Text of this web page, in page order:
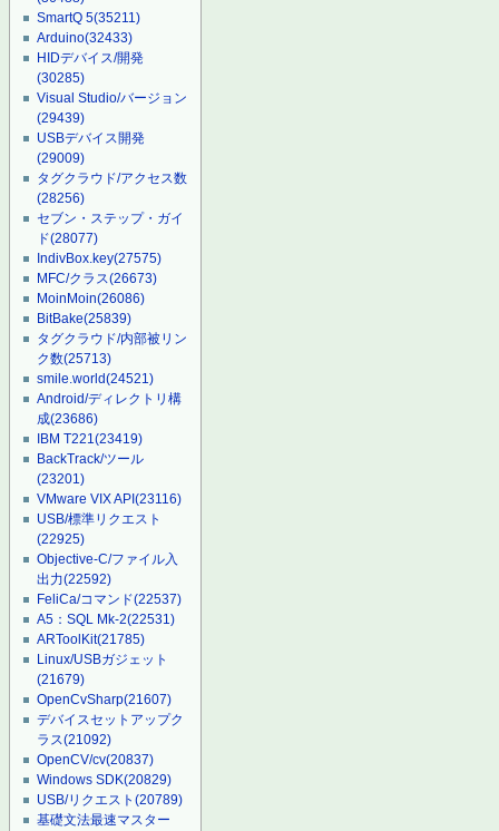
SmartQ 5(35211)
Arduino(32433)
HIDデバイス/開発
(30285)
Visual Studio/バージョン
(29439)
USBデバイス開発
(29009)
タグクラウド/アクセス数
(28256)
セブン・ステップ・ガイ
ド(28077)
IndivBox.key(27575)
MFC/クラス(26673)
MoinMoin(26086)
BitBake(25839)
タグクラウド/内部被リン
ク数(25713)
smile.world(24521)
Android/ディレクトリ構
成(23686)
IBM T221(23419)
BackTrack/ツール
(23201)
VMware VIX API(23116)
USB/標準リクエスト
(22925)
Objective-C/ファイル入
出力(22592)
FeliCa/コマンド(22537)
A5：SQL Mk-2(22531)
ARToolKit(21785)
Linux/USBガジェット
(21679)
OpenCvSharp(21607)
デバイスセットアップク
ラス(21092)
OpenCV/cv(20837)
Windows SDK(20829)
USB/リクエスト(20789)
基礎文法最速マスター